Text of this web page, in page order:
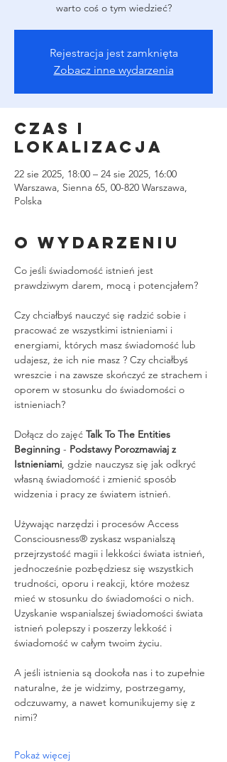
warto coś o tym wiedzieć?
Rejestracja jest zamknięta
Zobacz inne wydarzenia
Czas i
lokalizacja
22 sie 2025, 18:00 – 24 sie 2025, 16:00
Warszawa, Sienna 65, 00-820 Warszawa,
Polska
O wydarzeniu
Co jeśli świadomość istnień jest
prawdziwym darem, mocą i potencjałem?
Czy chciałbyś nauczyć się radzić sobie i
pracować ze wszystkimi istnieniami i
energiami, których masz świadomość lub
udajesz, że ich nie masz ? Czy chciałbyś
wreszcie i na zawsze skończyć ze strachem i
oporem w stosunku do świadomości o
istnieniach?
Dołącz do zajęć Talk To The Entities
Beginning - Podstawy Porozmawiaj z
Istnieniami, gdzie nauczysz się jak odkryć
własną świadomość i zmienić sposób
widzenia i pracy ze światem istnień.
Używając narzędzi i procesów Access
Consciousness® zyskasz wspanialszą
przejrzystość magii i lekkości świata istnień,
jednocześnie pozbędziesz się wszystkich
trudności, oporu i reakcji, które możesz
mieć w stosunku do świadomości o nich.
Uzyskanie wspanialszej świadomości świata
istnień polepszy i poszerzy lekkość i
świadomość w całym twoim życiu.
A jeśli istnienia są dookoła nas i to zupełnie
naturalne, że je widzimy, postrzegamy,
odczuwamy, a nawet komunikujemy się z
nimi?
Pokaż więcej